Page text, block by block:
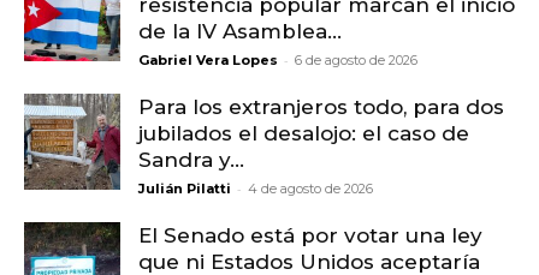
de la IV Asamblea...
Gabriel Vera Lopes - 6 de agosto de 2026
Para los extranjeros todo, para dos
jubilados el desalojo: el caso de
Sandra y...
Julián Pilatti - 4 de agosto de 2026
El Senado está por votar una ley
que ni Estados Unidos aceptaría